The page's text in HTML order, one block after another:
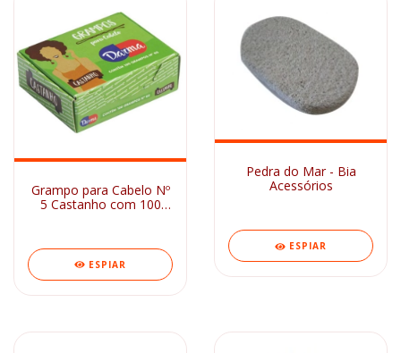
Grampo para Cabelo Nº
5 Castanho com 100
ESPIAR
Pedra do Mar - Bia
Acessórios
ESPIAR